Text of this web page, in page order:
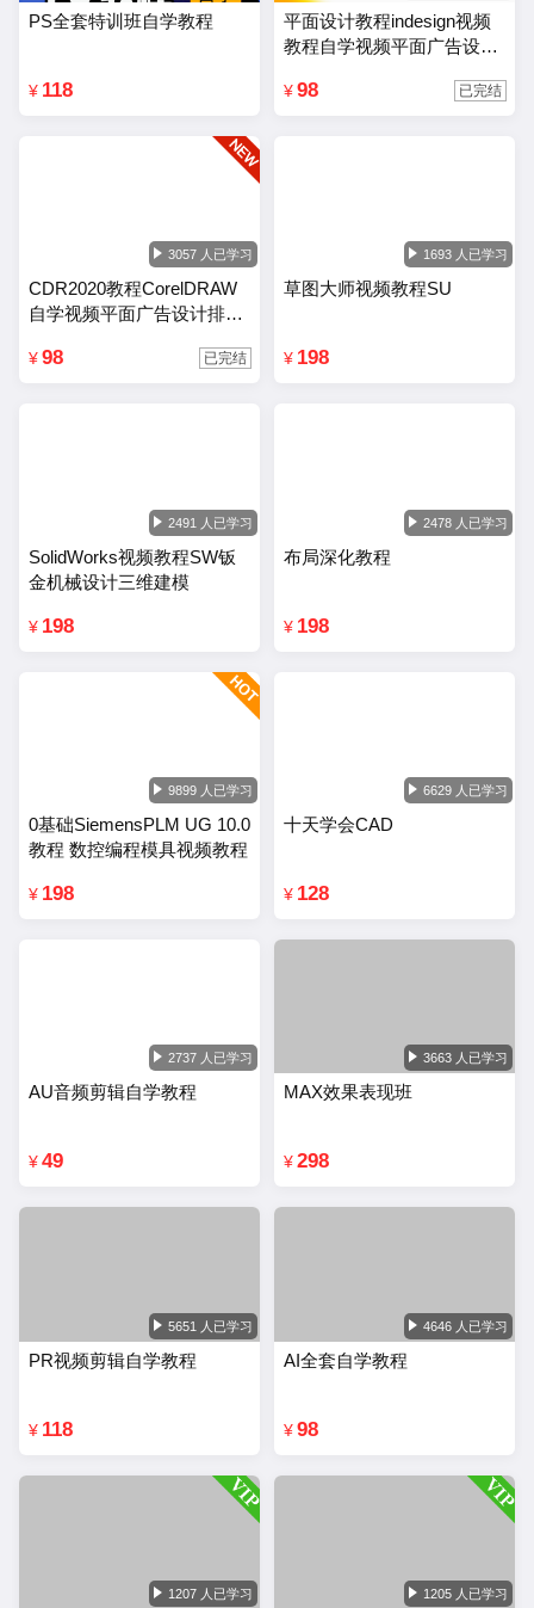
PS全套特训班自学教程
¥ 118
平面设计教程indesign视频
教程自学视频平面广告设计
¥ 98 已完结
3057 人已学习
CDR2020教程CorelDRAW
自学视频平面广告设计排版
¥ 98 已完结
1693 人已学习
草图大师视频教程SU
¥ 198
2491 人已学习
SolidWorks视频教程SW钣
金机械设计三维建模
¥ 198
2478 人已学习
布局深化教程
¥ 198
9899 人已学习
0基础SiemensPLM UG 10.0
教程 数控编程模具视频教程
¥ 198
6629 人已学习
十天学会CAD
¥ 128
2737 人已学习
AU音频剪辑自学教程
¥ 49
3663 人已学习
MAX效果表现班
¥ 298
5651 人已学习
PR视频剪辑自学教程
¥ 118
4646 人已学习
AI全套自学教程
¥ 98
1207 人已学习 1205 人已学习